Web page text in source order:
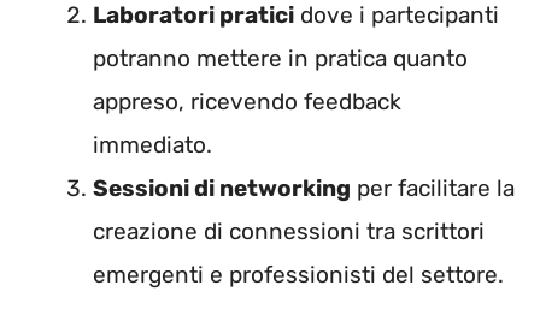
Laboratori pratici dove i partecipanti
potranno mettere in pratica quanto
appreso, ricevendo feedback
immediato.
Sessioni di networking per facilitare la
creazione di connessioni tra scrittori
emergenti e professionisti del settore.